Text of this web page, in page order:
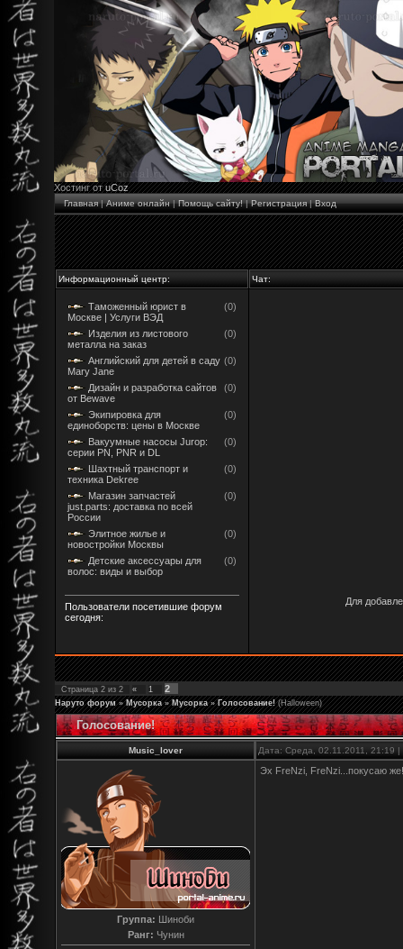
Хостинг отuCoz
Главная|Аниме онлайн|Помощь сайту!|Регистрация|Вход
Информационный центр: Чат:
Таможенный юрист в
Москве | Услуги ВЭД
(0)
Изделия из листового
металла на заказ
(0)
Английский для детей в саду
Mary Jane
(0)
Дизайн и разработка сайтов
от Bewave
(0)
Экипировка для
единоборств: цены в Москве
(0)
Вакуумные насосы Jurop:
серии PN, PNR и DL
(0)
Шахтный транспорт и
техника Dekree
(0)
Магазин запчастей
just.parts: доставка по всей
России
(0)
Элитное жилье и
новостройки Москвы
(0)
Детские аксессуары для
волос: виды и выбор
(0)
Пользователи посетившие форум
сегодня:
Для
Страница 2 из 2 « 1 2
Наруто форум » Мусорка » Мусорка » Голосование! (Halloween)
Голосование!
Music_lover Дата: Среда, 02.11.2011, 21:19
Группа: Шиноби
Ранг: Чунин
Эх FreNzi, FreNzi...покусаю же!